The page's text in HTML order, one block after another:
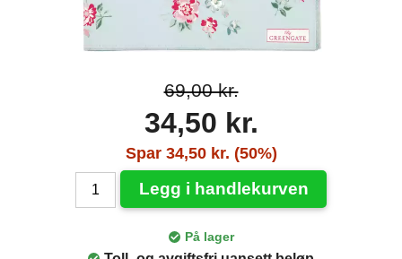
69,00 kr.
34,50 kr.
Spar 34,50 kr. (50%)
Legg i handlekurven
På lager